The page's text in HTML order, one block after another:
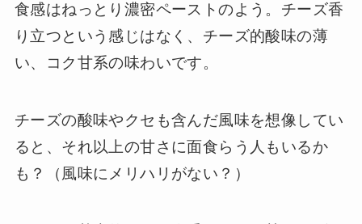
食感はねっとり濃密ペーストのよう。チーズ香
り立つという感じはなく、チーズ的酸味の薄
い、コク甘系の味わいです。
チーズの酸味やクセも含んだ風味を想像してい
ると、それ以上の甘さに面食らう人もいるか
も？（風味にメリハリがない？）